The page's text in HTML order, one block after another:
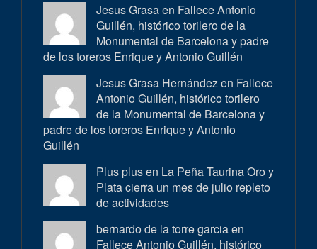
Jesus Grasa en Fallece Antonio
Guillén, histórico torilero de la
Monumental de Barcelona y padre
de los toreros Enrique y Antonio Guillén
Jesus Grasa Hernández en Fallece
Antonio Guillén, histórico torilero
de la Monumental de Barcelona y
padre de los toreros Enrique y Antonio
Guillén
Plus plus en La Peña Taurina Oro y
Plata cierra un mes de julio repleto
de actividades
bernardo de la torre garcia en
Fallece Antonio Guillén, histórico